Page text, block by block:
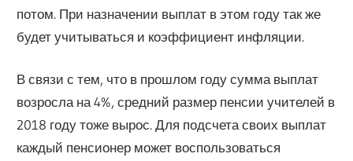
потом. При назначении выплат в этом году так же
будет учитываться и коэффициент инфляции.
В связи с тем, что в прошлом году сумма выплат
возросла на 4%, средний размер пенсии учителей в
2018 году тоже вырос. Для подсчета своих выплат
каждый пенсионер может воспользоваться